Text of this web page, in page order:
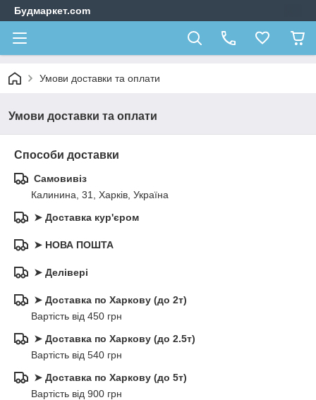
Будмаркет.com
Умови доставки та оплати
Умови доставки та оплати
Способи доставки
Самовивіз
Калинина, 31, Харків, Україна
➤ Доставка кур'єром
➤ НОВА ПОШТА
➤ Делівері
➤ Доставка по Харкову (до 2т)
Вартість від 450 грн
➤ Доставка по Харкову (до 2.5т)
Вартість від 540 грн
➤ Доставка по Харкову (до 5т)
Вартість від 900 грн